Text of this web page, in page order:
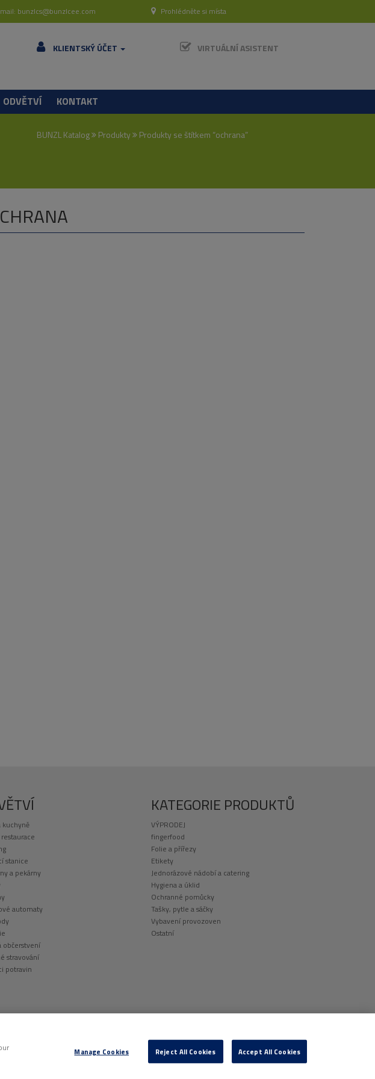
bunzlcs@bunzlcee.com Prohlédněte si místa
KLIENTSKÝ ÚČET VIRTUÁLNÍ ASISTENT
ODVĚTVÍ KONTAKT
BUNZL Katalog Produkty Produkty se štítkem “ochrana”
kuchyně
stanice
a pekárny
automaty
občerstvení
stravování
potravin
KATEGORIE PRODUKTŮ
VÝPRODEJ
fingerfood
Folie a přířezy
Etikety
Jednorázové nádobí a catering
Hygiena a úklid
Ochranné pomůcky
Tašky, pytle a sáčky
Vybavení provozoven
Ostatní
ÚDAJŮ
Manage Cookies Reject All Cookies Accept All Cookies